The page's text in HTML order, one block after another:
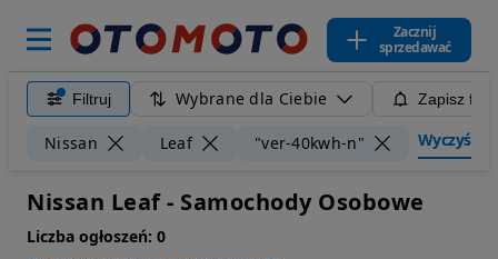
Zacznij
sprzedawać
Filtruj Wybrane dla Ciebie Zapisz
Nissan Leaf "ver-40kwh-n" Wyczyść
Nissan Leaf - Samochody Osobowe
Liczba ogłoszeń: 0